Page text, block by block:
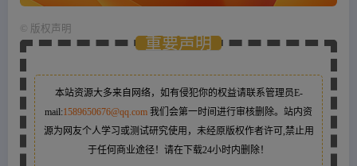
版权声明
重要声明
本站资源大多来自网络，如有侵犯你的权益请联系管理员E-
mail:1589650676@qq.com 我们会第一时间进行审核删除。站内资
源为网友个人学习或测试研究使用，未经原版权作者许可,禁止用
于任何商业途径！请在下载24小时内删除！